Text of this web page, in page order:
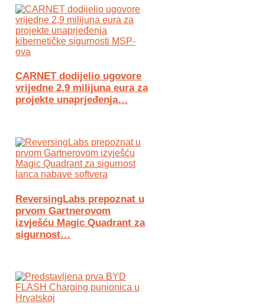
CARNET dodijelio ugovore
vrijedne 2,9 milijuna eura za
projekte unaprjeđenja…
ReversingLabs prepoznat u
prvom Gartnerovom
izvješću Magic Quadrant za
sigurnost…